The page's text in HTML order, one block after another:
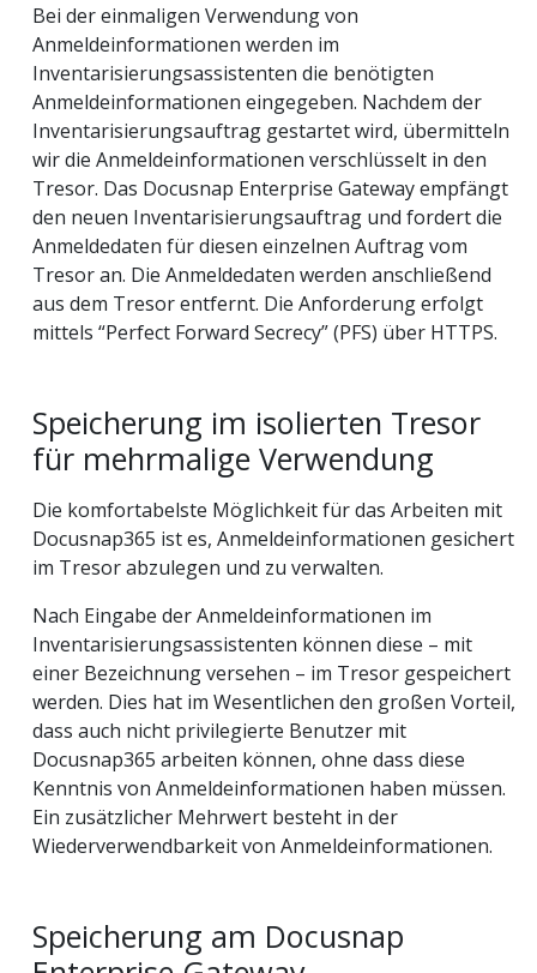
Bei der einmaligen Verwendung von
Anmeldeinformationen werden im
Inventarisierungsassistenten die benötigten
Anmeldeinformationen eingegeben. Nachdem der
Inventarisierungsauftrag gestartet wird, übermitteln
wir die Anmeldeinformationen verschlüsselt in den
Tresor. Das Docusnap Enterprise Gateway empfängt
den neuen Inventarisierungsauftrag und fordert die
Anmeldedaten für diesen einzelnen Auftrag vom
Tresor an. Die Anmeldedaten werden anschließend
aus dem Tresor entfernt. Die Anforderung erfolgt
mittels “Perfect Forward Secrecy” (PFS) über HTTPS.
Speicherung im isolierten Tresor
für mehrmalige Verwendung
Die komfortabelste Möglichkeit für das Arbeiten mit
Docusnap365 ist es, Anmeldeinformationen gesichert
im Tresor abzulegen und zu verwalten.
Nach Eingabe der Anmeldeinformationen im
Inventarisierungsassistenten können diese – mit
einer Bezeichnung versehen – im Tresor gespeichert
werden. Dies hat im Wesentlichen den großen Vorteil,
dass auch nicht privilegierte Benutzer mit
Docusnap365 arbeiten können, ohne dass diese
Kenntnis von Anmeldeinformationen haben müssen.
Ein zusätzlicher Mehrwert besteht in der
Wiederverwendbarkeit von Anmeldeinformationen.
Speicherung am Docusnap